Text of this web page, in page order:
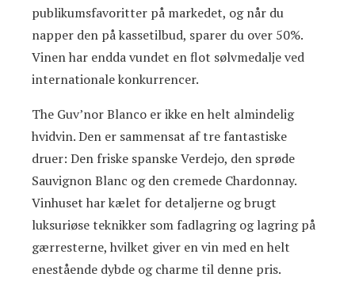
publikumsfavoritter på markedet, og når du
napper den på kassetilbud, sparer du over 50%.
Vinen har endda vundet en flot sølvmedalje ved
internationale konkurrencer.
The Guv’nor Blanco er ikke en helt almindelig
hvidvin. Den er sammensat af tre fantastiske
druer: Den friske spanske Verdejo, den sprøde
Sauvignon Blanc og den cremede Chardonnay.
Vinhuset har kælet for detaljerne og brugt
luksuriøse teknikker som fadlagring og lagring på
gærresterne, hvilket giver en vin med en helt
enestående dybde og charme til denne pris.